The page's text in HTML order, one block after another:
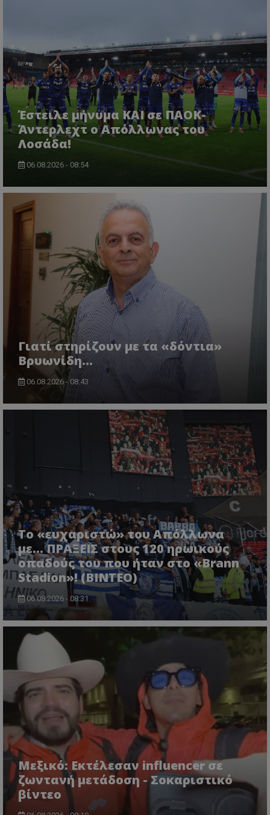
Έστειλε μήνυμα ΚΑΙ σε ΠΑΟΚ-
Άντερλεχτ ο Απόλλωνας του
Λοσάδα!
06.08.2026 - 08:54
Γιατί στηρίζουν με τα «δόντια»
Βρυωνίδη...
06.08.2026 - 08:43
Το «ευχαριστώ» του Απόλλωνα
με... ΠΡΑΞΕΙΣ στους 120 ηρωικούς
οπαδούς του που ήταν στο «Brann
Stadion»! (ΒΙΝΤΕΟ)
06.08.2026 - 08:31
Μεξικό: Εκτέλεσαν influencer σε
ζωντανή μετάδοση - Σοκαριστικό
βίντεο